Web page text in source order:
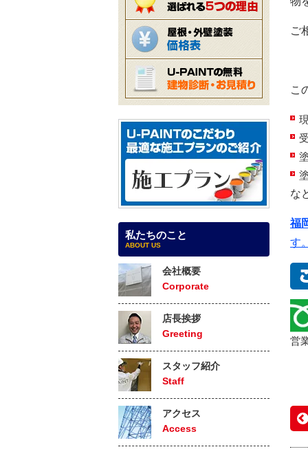
ご
こ
な
福
す
営
私たちのこと
ABOUT US
会社概要
Corporate
店長挨拶
Greeting
スタッフ紹介
Staff
アクセス
Access